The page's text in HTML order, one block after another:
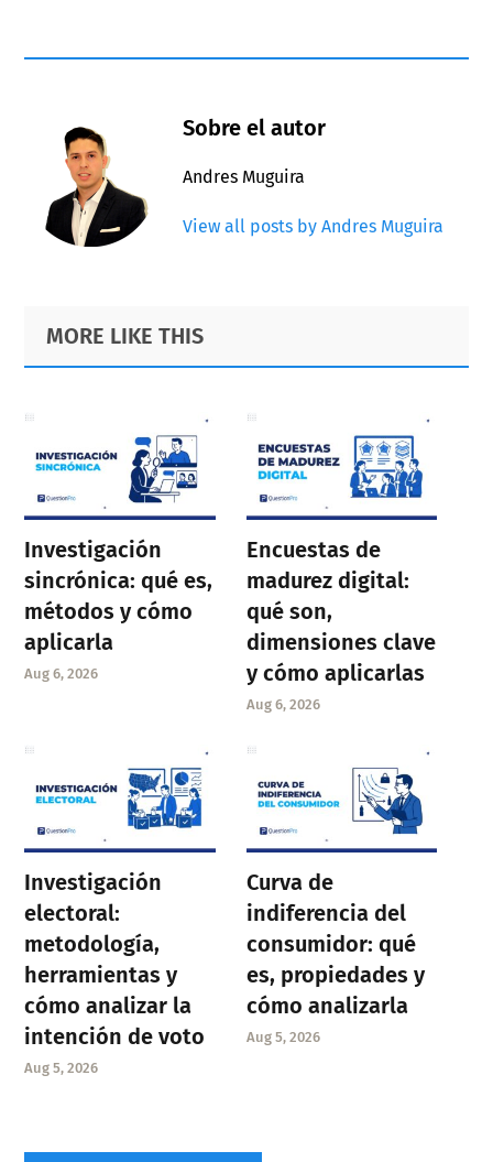
Sobre el autor
Andres Muguira
View all posts by Andres Muguira
Primary
Sidebar
Footer
MORE LIKE THIS
Investigación
sincrónica: qué es,
métodos y cómo
aplicarla
Aug 6, 2026
Encuestas de
madurez digital:
qué son,
dimensiones clave
y cómo aplicarlas
Aug 6, 2026
Investigación
electoral:
metodología,
herramientas y
cómo analizar la
intención de voto
Aug 5, 2026
Curva de
indiferencia del
consumidor: qué
es, propiedades y
cómo analizarla
Aug 5, 2026